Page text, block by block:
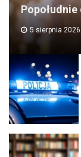
5 sierpnia 2026